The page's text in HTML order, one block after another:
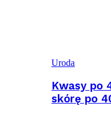
Uroda
Kwasy po
skórę po